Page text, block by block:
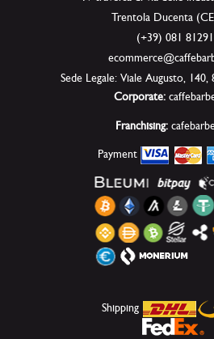
Trentola Ducenta
(+39) 081
Sede Legale: Viale Augusto,
Corporate:
Franchising:
Payment
Shipping